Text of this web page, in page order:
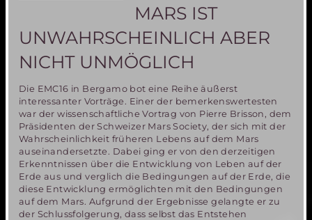
MARS IST
UNWAHRSCHEINLICH ABER
NICHT UNMÖGLICH
Die EMC16 in Bergamo bot eine Reihe äußerst
interessanter Vorträge. Einer der bemerkenswertesten
war der wissenschaftliche Vortrag von Pierre Brisson, dem
Präsidenten der Schweizer Mars Society, der sich mit der
Wahrscheinlichkeit früheren Lebens auf dem Mars
auseinandersetzte. Dabei ging er von den derzeitigen
Erkenntnissen über die Entwicklung von Leben auf der
Erde aus und verglich die Bedingungen auf der Erde, die
diese Entwicklung ermöglichten mit den Bedingungen
auf dem Mars. Aufgrund der Ergebnisse gelangte er zu
der Schlussfolgerung, dass selbst das Entstehen